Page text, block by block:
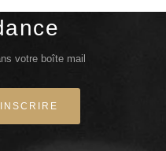
votre boîte mail